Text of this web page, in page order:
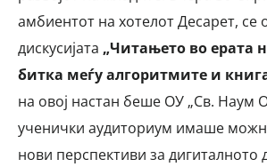
амбиентот на хотелот Десарет, се
дискусијата „Читањето во ерата
битка меѓу алгоритмите и
на овој настан беше ОУ „Св. Наум
ученички аудиториум имаше
нови перспективи за дигиталното